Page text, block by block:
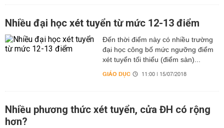
Nhiều đại học xét tuyển từ mức 12-13 điểm
Đến thời điểm này có nhiều trường
đại học công bố mức ngưỡng điểm
xét tuyển tối thiểu (điểm sàn)...
GIÁO DỤC 11:00 | 15/07/2018
Nhiều phương thức xét tuyển, cửa ĐH có rộng
hơn?